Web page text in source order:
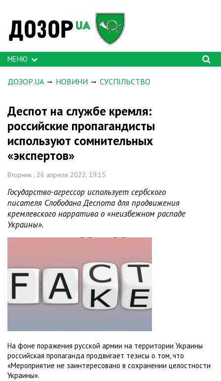
МЕНЮ
ДОЗОР.UA НОВИНИ СУСПІЛЬСТВО
Деспот на службе кремля:
российские пропагандисты
используют сомнительных
«экспертов»
Вторник , 26 апреля 2022, 19:15
Государство-агрессор использует сербского
писателя Слободана Деспота для продвижения
кремлевского нарратива о «неизбежном распаде
Украины».
На фоне поражения русской армии на территории Украины
российская пропаганда продвигает тезисы о том, что
«Мероприятие не заинтересовано в сохранении целостности
Украины».